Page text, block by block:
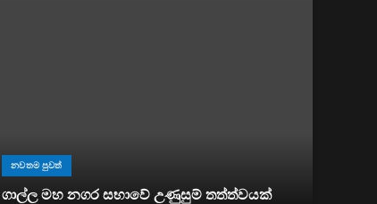
නවතම පුවත්
ගාල්ල මහ නගර සභාවේ උණුසුම් තත්ත්වයක්